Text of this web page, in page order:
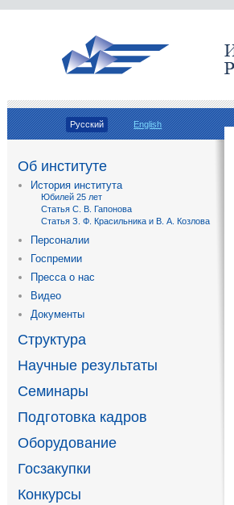
Русский English
Об институте
История института
Юбилей 25 лет
Статья С. В. Гапонова
Статья З. Ф. Красильника и В. А. Козлова
Персоналии
Госпремии
Пресса о нас
Видео
Документы
Структура
Научные результаты
Семинары
Подготовка кадров
Оборудование
Госзакупки
Конкурсы